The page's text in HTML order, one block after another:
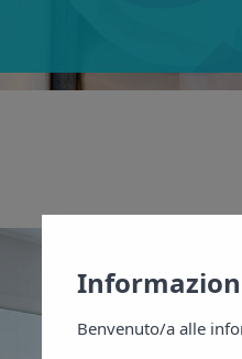
Benvenuto/a alle